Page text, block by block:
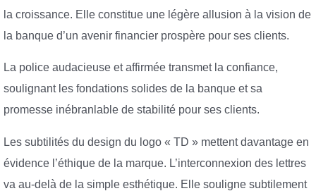
la croissance. Elle constitue une légère allusion à la vision de
la banque d’un avenir financier prospère pour ses clients.
La police audacieuse et affirmée transmet la confiance,
soulignant les fondations solides de la banque et sa
promesse inébranlable de stabilité pour ses clients.
Les subtilités du design du logo « TD » mettent davantage en
évidence l’éthique de la marque. L’interconnexion des lettres
va au-delà de la simple esthétique. Elle souligne subtilement